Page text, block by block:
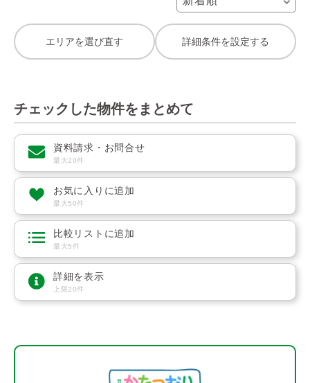
エリアを選び直す 詳細条件を設定する
チェックした物件をまとめて
資料請求・お問合せ
最大20件
お気に入りに追加
最大50件
比較リストに追加
最大5件
詳細を表示
上限20件